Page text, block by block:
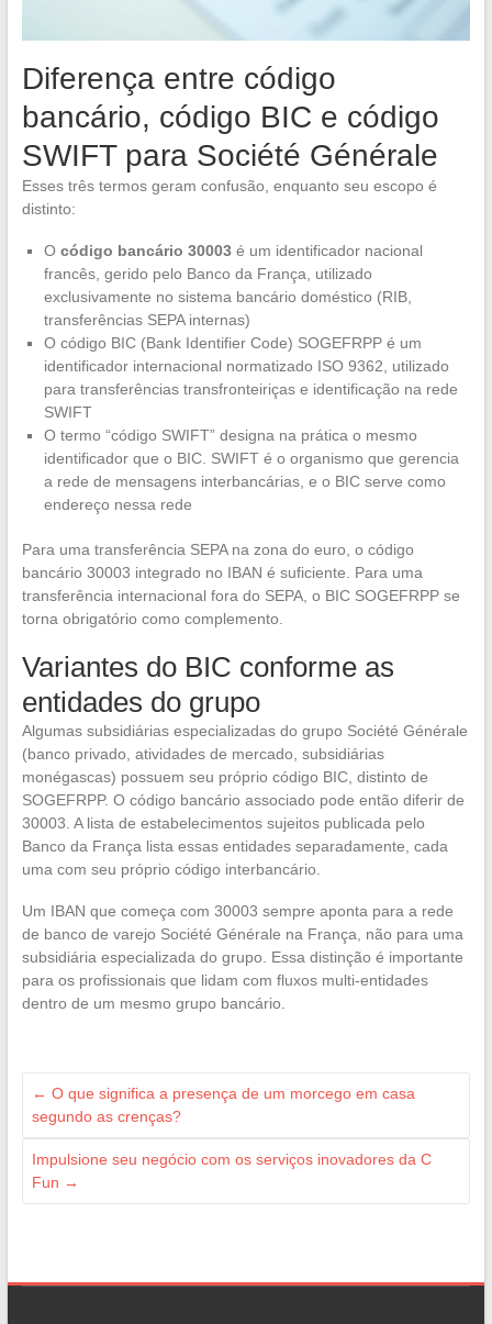
Diferença entre código
bancário, código BIC e código
SWIFT para Société Générale
Esses três termos geram confusão, enquanto seu escopo é
distinto:
O código bancário 30003é um identificador nacional
francês, gerido pelo Banco da França, utilizado
exclusivamente no sistema bancário doméstico (RIB,
transferências SEPA internas)
O código BIC (Bank Identifier Code) SOGEFRPP é um
identificador internacional normatizado ISO 9362, utilizado
para transferências transfronteiriças e identificação na rede
SWIFT
O termo “código SWIFT” designa na prática o mesmo
identificador que o BIC. SWIFT é o organismo que gerencia
a rede de mensagens interbancárias, e o BIC serve como
endereço nessa rede
Para uma transferência SEPA na zona do euro, o código
bancário 30003 integrado no IBAN é suficiente. Para uma
transferência internacional fora do SEPA, o BIC SOGEFRPP se
torna obrigatório como complemento.
Variantes do BIC conforme as
entidades do grupo
Algumas subsidiárias especializadas do grupo Société Générale
(banco privado, atividades de mercado, subsidiárias
monégascas) possuem seu próprio código BIC, distinto de
SOGEFRPP. O código bancário associado pode então diferir de
30003. A lista de estabelecimentos sujeitos publicada pelo
Banco da França lista essas entidades separadamente, cada
uma com seu próprio código interbancário.
Um IBAN que começa com 30003 sempre aponta para a rede
de banco de varejo Société Générale na França, não para uma
subsidiária especializada do grupo. Essa distinção é importante
para os profissionais que lidam com fluxos multi-entidades
dentro de um mesmo grupo bancário.
← O que significa a presença de um morcego em casa
segundo as crenças?
Impulsione seu negócio com os serviços inovadores da C
Fun →